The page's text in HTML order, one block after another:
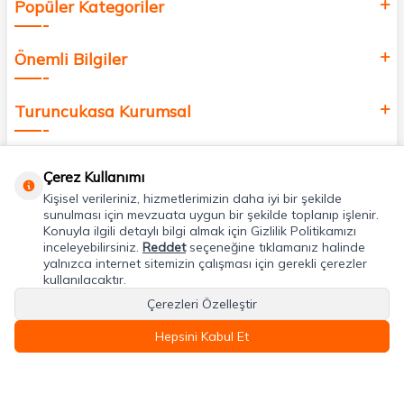
Popüler Kategoriler
Önemli Bilgiler
Turuncukasa Kurumsal
Uygulamalarımız
Adres & İletişim
Çerez Kullanımı
Kişisel verileriniz, hizmetlerimizin daha iyi bir şekilde
sunulması için mevzuata uygun bir şekilde toplanıp işlenir.
Konuyla ilgili detaylı bilgi almak için Gizlilik Politikamızı
inceleyebilirsiniz. Reddetseçeneğine tıklamanız halinde
yalnızca internet sitemizin çalışması için gerekli çerezler
kullanılacaktır.
Çerezleri Özelleştir
Hepsini Kabul Et